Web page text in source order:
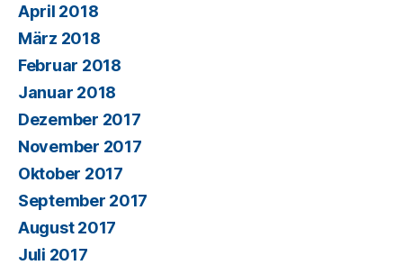
April 2018
März 2018
Februar 2018
Januar 2018
Dezember 2017
November 2017
Oktober 2017
September 2017
August 2017
Juli 2017